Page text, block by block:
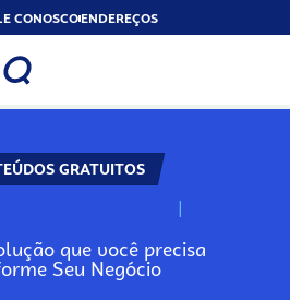
CONOSCOENDEREÇOS
GRATUITOS
N
que você precisa
Seu Negócio